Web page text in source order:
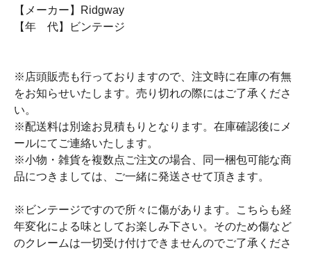
【メーカー】Ridgway
【年 代】ビンテージ
※店頭販売も行っておりますので、注文時に在庫の有無
をお知らせいたします。売り切れの際にはご了承くださ
い。
※配送料は別途お見積もりとなります。在庫確認後にメ
ールにてご連絡いたします。
※小物・雑貨を複数点ご注文の場合、同一梱包可能な商
品につきましては、ご一緒に発送させて頂きます。
※ビンテージですので所々に傷があります。こちらも経
年変化による味としてお楽しみ下さい。そのため傷など
のクレームは一切受け付けできませんのでご了承くださ